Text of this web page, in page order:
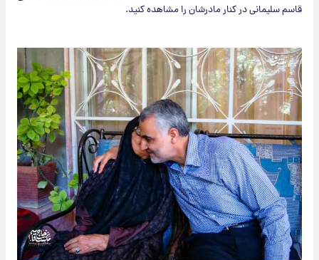
قاسم سلیمانی در کنار مادرشان را مشاهده کنید.